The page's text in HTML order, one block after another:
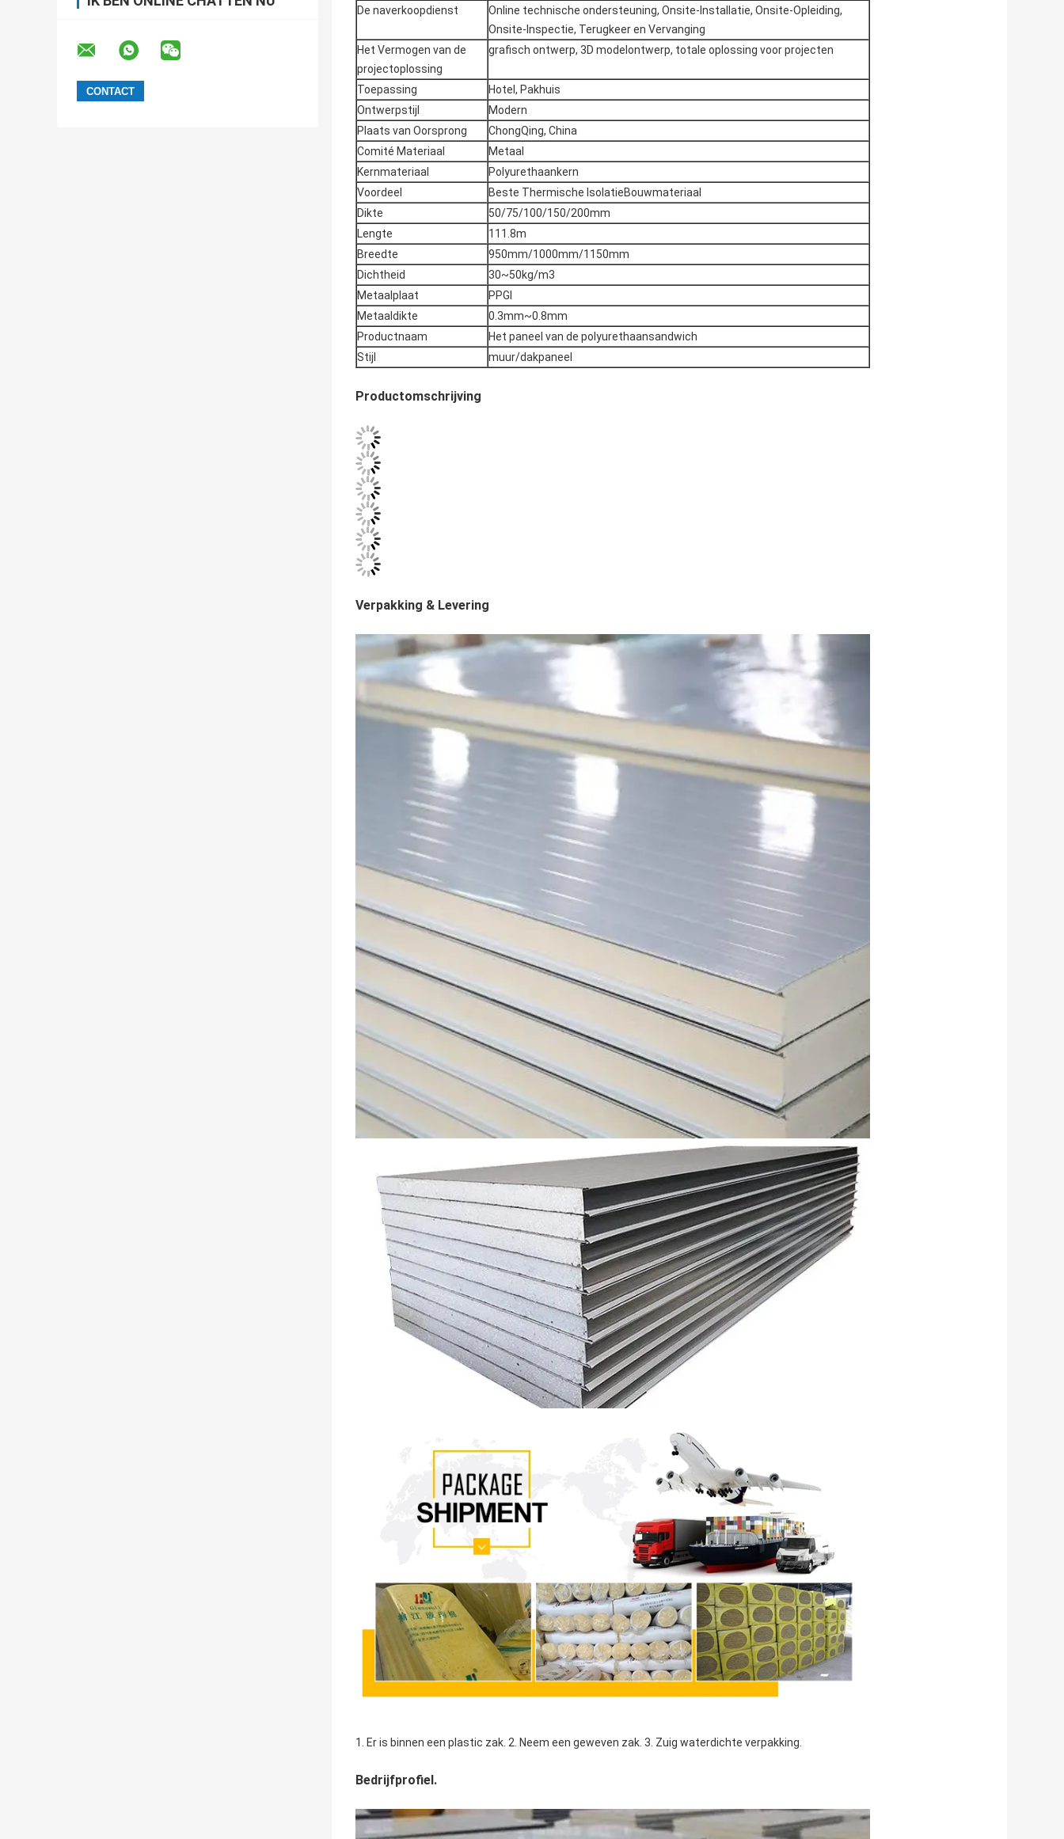
Laat een bericht achter
We bellen je snel terug!
VERZENDEN
De naverkoopdienst
Online technische ondersteuning, Onsite-Installatie, Onsite-Opleiding,
Onsite-Inspectie, Terugkeer en Vervanging
Het Vermogen van de
projectoplossing
grafisch ontwerp, 3D modelontwerp, totale oplossing voor projecten
Toepassing
Hotel, Pakhuis
Ontwerpstijl
Modern
Plaats van Oorsprong
ChongQing, China
Comité Materiaal
Metaal
Kernmateriaal
Polyurethaankern
Voordeel
Beste Thermische IsolatieBouwmateriaal
Dikte
50/75/100/150/200mm
Lengte
111.8m
Breedte
950mm/1000mm/1150mm
Dichtheid
30~50kg/m3
Metaalplaat
PPGI
Metaaldikte
0.3mm~0.8mm
Productnaam
Het paneel van de polyurethaansandwich
Stijl
muur/dakpaneel
Productomschrijving
Verpakking & Levering
1. Er is binnen een plastic zak. 2. Neem een geweven zak. 3. Zuig waterdichte verpakking.
Bedrijfprofiel.